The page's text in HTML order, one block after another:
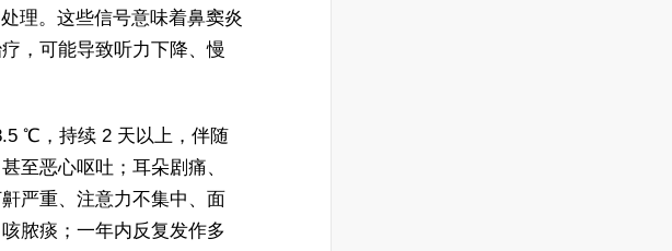
理。这些信号意味着鼻窦炎
，可能导致听力下降、慢
℃，持续 2 天以上，伴随
至恶心呕吐；耳朵剧痛、
严重、注意力不集中、面
脓痰；一年内反复发作多